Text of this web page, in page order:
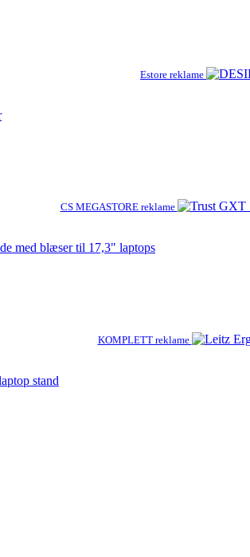
Estore reklame
CS MEGASTORE reklame
med blæser til 17,3" laptops
KOMPLETT reklame
stand